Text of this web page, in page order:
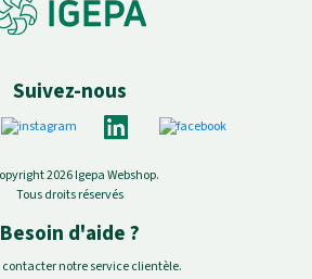
Suivez-nous
2026 Igepa Webshop.
Tous droits réservés
Besoin d'aide ?
notre service clientèle.